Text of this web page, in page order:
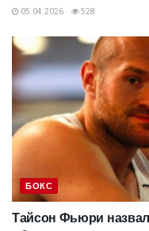
05.04.2026 528
БОКС
Тайсон Фьюри